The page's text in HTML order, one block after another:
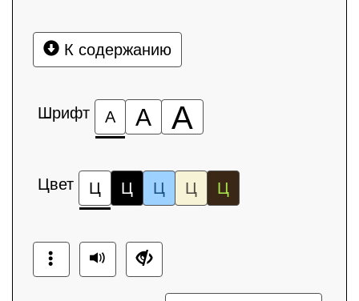
К содержанию
Шрифт А А А
Цвет Ц Ц Ц Ц Ц